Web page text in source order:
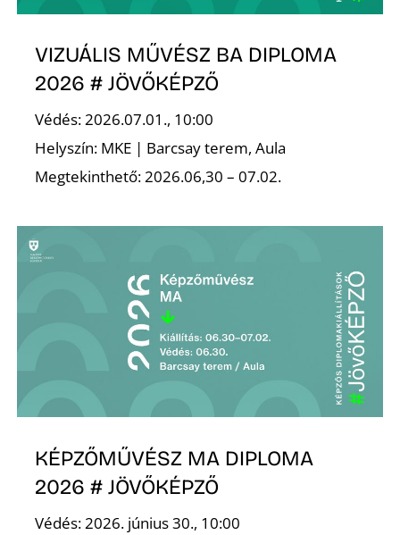
VIZUÁLIS MŰVÉSZ BA DIPLOMA
2026 # JÖVŐKÉPZŐ
Védés: 2026.07.01., 10:00
Helyszín: MKE | Barcsay terem, Aula
Megtekinthető: 2026.06,30 – 07.02.
KÉPZŐMŰVÉSZ MA DIPLOMA
2026 # JÖVŐKÉPZŐ
Védés: 2026. június 30., 10:00